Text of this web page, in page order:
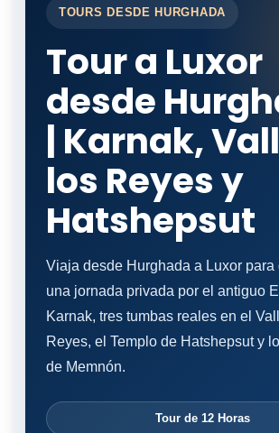
TOURS DESDE HURGHADA
Tour a Luxor
desde
| Karnak,
los Reyes y
Hatshepsut
Viaja desde Hurghada a Luxor para
una jornada privada por el antiguo
Karnak, tres tumbas reales en el
Reyes, el Templo de Hatshepsut y
de Memnón.
Tour de 12 Horas